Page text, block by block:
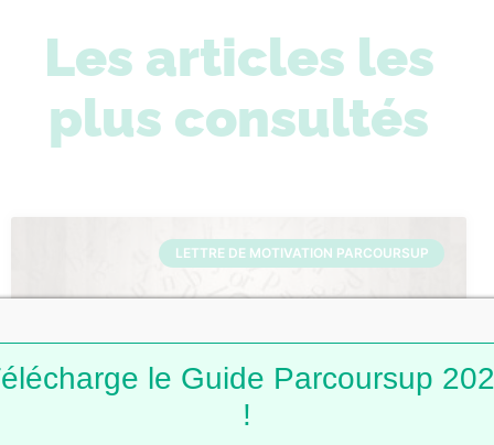
Les articles les
plus consultés
LETTRE DE MOTIVATION PARCOURSUP
le Guide Parcoursup
!